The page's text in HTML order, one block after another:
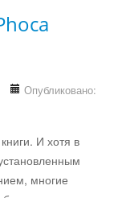
Опубликовано:
И хотя в
многие